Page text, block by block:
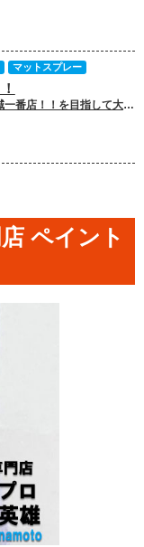
皆様こんにちは。 地域一番店！！を目指して大阪市住吉区、大阪市東住吉区 を中心に工事を行っております。 外壁塗装工事、屋根塗装工事専門店のペイントプロです。 お客様に寄り添った工事を心掛けています。 よろしくお願い致しま […]
マットスプレー
ペイント